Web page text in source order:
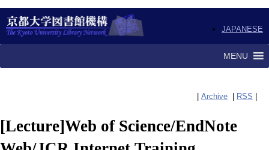
JAPANESE
MENU
Archive RSS
[Lecture]Web of Science/EndNote